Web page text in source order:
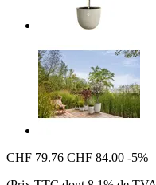
CHF 79.76 CHF 84.00 -5%